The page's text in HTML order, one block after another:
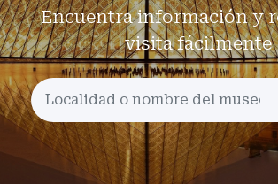
Encuentra información y
visita fácilmente